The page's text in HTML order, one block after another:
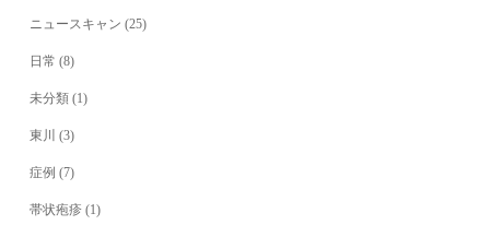
ニュースキャン (25)
日常 (8)
未分類 (1)
東川 (3)
症例 (7)
帯状疱疹 (1)